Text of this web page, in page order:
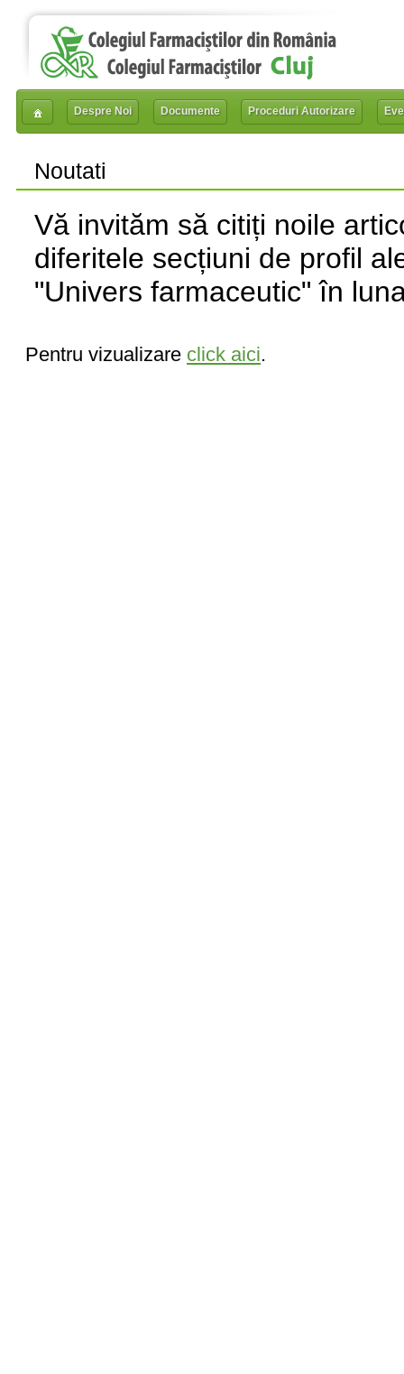
Despre Noi Documente Proceduri Autorizare
Noutati
Vă invităm să citiți noile
diferitele secțiuni de profil
"Univers farmaceutic" în
Pentru vizualizare click aici.